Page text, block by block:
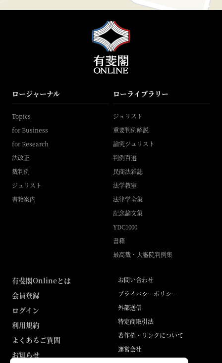
ロージャーナル
Topics
for Business
for Research
法改正
裁判例
ジュリスト
書籍案内
ローライブラリー
ジュリスト
重要判例解説
論究ジュリスト
判例百選
民商法雑誌
法学教室
法律学全集
記念論文集
YDC1000
書籍
最高裁・大審院判例集
有斐閣Onlineとは
会員登録
ログイン
利用規約
よくあるご質問
お知らせ
お問い合わせ
プライバシーポリシー
外部送信
特定商取引法
著作権・リンクについて
運営会社